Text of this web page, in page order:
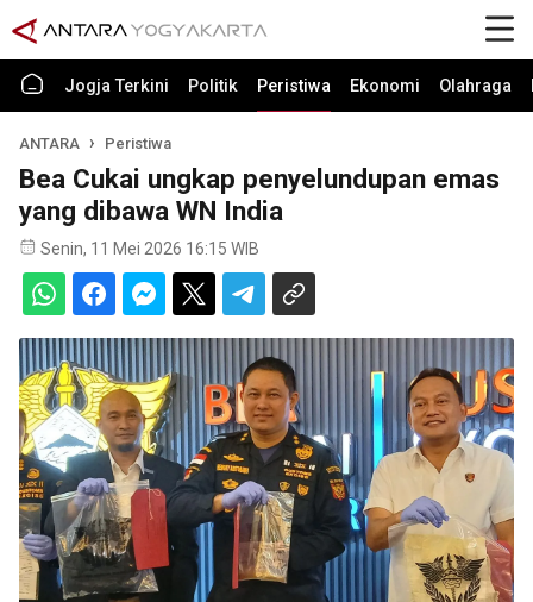
Jogja Terkini Politik Peristiwa Ekonomi Olahraga
ANTARA Peristiwa
Bea Cukai ungkap penyelundupan emas
yang dibawa WN India
Senin, 11 Mei 2026 16:15 WIB